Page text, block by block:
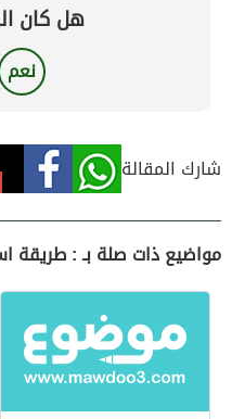
هل كان
نعم
شارك المقالة
مواضيع ذات صلة بـ : طريقة